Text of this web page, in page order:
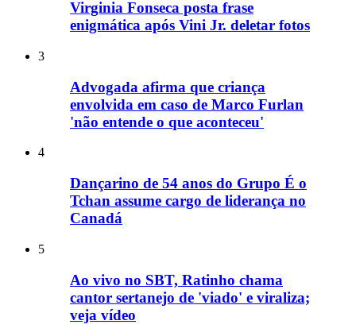
Virginia Fonseca posta frase
enigmática após Vini Jr. deletar fotos
3
Advogada afirma que criança
envolvida em caso de Marco Furlan
'não entende o que aconteceu'
4
Dançarino de 54 anos do Grupo É o
Tchan assume cargo de liderança no
Canadá
5
Ao vivo no SBT, Ratinho chama
cantor sertanejo de 'viado' e viraliza;
veja vídeo